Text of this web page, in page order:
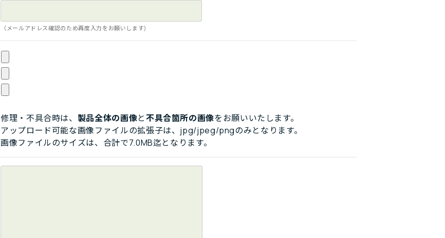
（メールアドレス確認のため再度入力をお願いします)
修理・不具合時は、 製品全体の画像と不具合箇所の画像をお願いいたします。
アップロード可能な画像ファイルの拡張子は、jpg/jpeg/pngのみとなります。
画像ファイルのサイズは、合計で7.0MB迄となります。